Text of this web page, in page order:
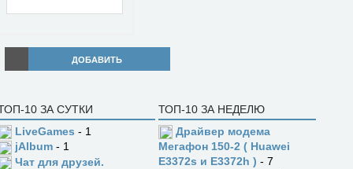
ДОБАВИТЬ
10 ЗА СУТКИ
LiveGames - 1
jAlbum - 1
Чат для друзей.
ТОП-10 ЗА НЕДЕЛЮ
Драйвер модема
Мегафон 150-2 ( Huawei
E3372s и E3372h ) - 7